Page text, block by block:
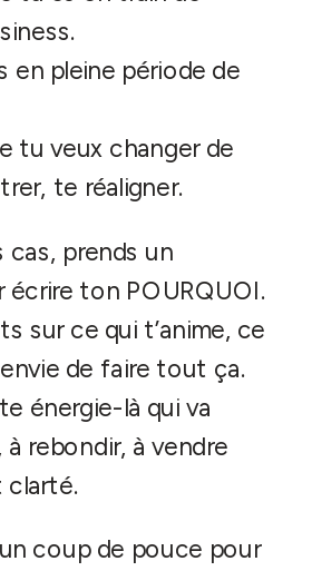
en pleine période de
tu veux changer de
te réaligner.
cas, prends un
écrire ton POURQUOI.
sur ce qui t’anime, ce
de faire tout ça.
énergie-là qui va
à rebondir, à vendre
coup de pouce pour